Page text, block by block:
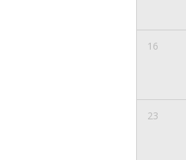
16
23